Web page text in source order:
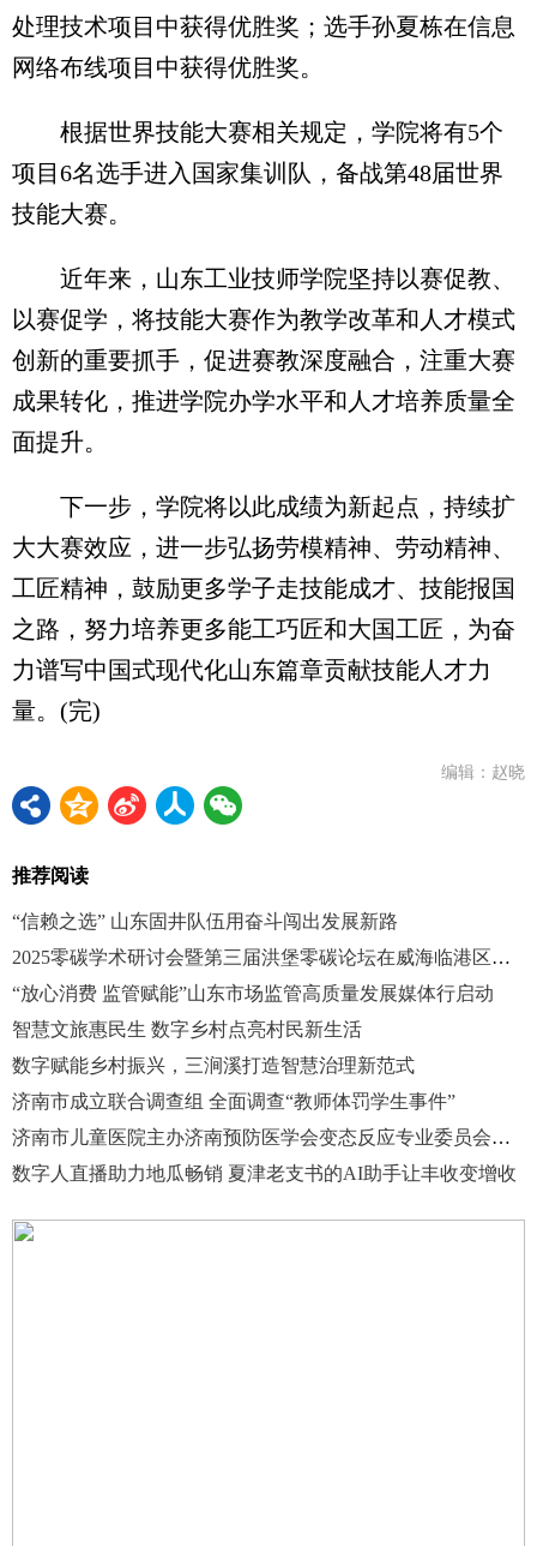
处理技术项目中获得优胜奖；选手孙夏栋在信息
网络布线项目中获得优胜奖。
根据世界技能大赛相关规定，学院将有5个
项目6名选手进入国家集训队，备战第48届世界
技能大赛。
近年来，山东工业技师学院坚持以赛促教、
以赛促学，将技能大赛作为教学改革和人才模式
创新的重要抓手，促进赛教深度融合，注重大赛
成果转化，推进学院办学水平和人才培养质量全
面提升。
下一步，学院将以此成绩为新起点，持续扩
大大赛效应，进一步弘扬劳模精神、劳动精神、
工匠精神，鼓励更多学子走技能成才、技能报国
之路，努力培养更多能工巧匠和大国工匠，为奋
力谱写中国式现代化山东篇章贡献技能人才力
量。(完)
编辑：赵晓
推荐阅读
“信赖之选” 山东固井队伍用奋斗闯出发展新路
2025零碳学术研讨会暨第三届洪堡零碳论坛在威海临港区举行
“放心消费 监管赋能”山东市场监管高质量发展媒体行启动
智慧文旅惠民生 数字乡村点亮村民新生活
数字赋能乡村振兴，三涧溪打造智慧治理新范式
济南市成立联合调查组 全面调查“教师体罚学生事件”
济南市儿童医院主办济南预防医学会变态反应专业委员会年会
数字人直播助力地瓜畅销 夏津老支书的AI助手让丰收变增收